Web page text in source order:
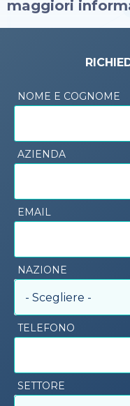
maggiori
NOME E COGNOME
AZIENDA
EMAIL
NAZIONE
- Scegliere -
TELEFONO
SETTORE